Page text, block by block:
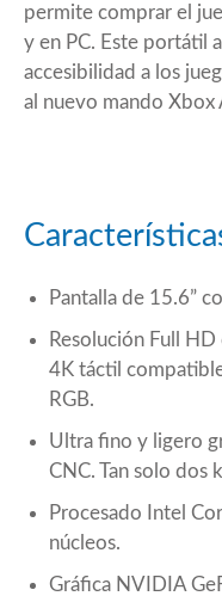
permite comprar el
y en PC. Este portátil
accesibilidad a los
al nuevo mando Xbox
Pantalla de 15.6”
Resolución Full
4K táctil
RGB.
Ultra fino y ligero
CNC. Tan solo dos
Procesado Intel
núcleos.
Gráfica NVIDIA